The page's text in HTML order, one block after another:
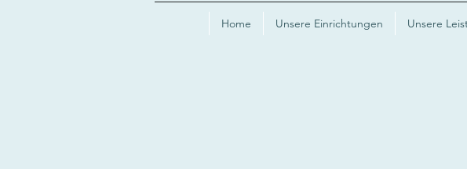
Home Unsere Einrichtungen Unsere